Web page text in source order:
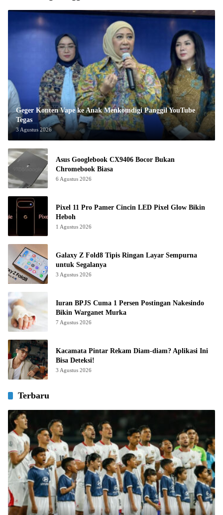
Geger Konten Vape ke Anak Menkomdigi Panggil YouTube
Tegas
3 Agustus 2026
Asus Googlebook CX9406 Bocor Bukan
Chromebook Biasa
6 Agustus 2026
Pixel 11 Pro Pamer Cincin LED Pixel Glow Bikin
Heboh
1 Agustus 2026
Galaxy Z Fold8 Tipis Ringan Layar Sempurna
untuk Segalanya
3 Agustus 2026
Iuran BPJS Cuma 1 Persen Postingan Nakesindo
Bikin Warganet Murka
7 Agustus 2026
Kacamata Pintar Rekam Diam-diam? Aplikasi Ini
Bisa Deteksi!
3 Agustus 2026
Terbaru